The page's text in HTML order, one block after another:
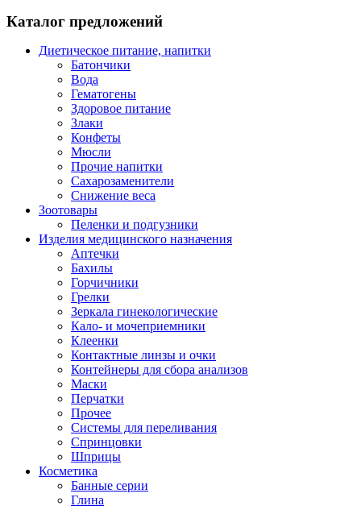
Каталог предложений
Диетическое питание, напитки
Батончики
Вода
Гематогены
Здоровое питание
Злаки
Конфеты
Мюсли
Прочие напитки
Сахарозаменители
Снижение веса
Зоотовары
Пеленки и подгузники
Изделия медицинского назначения
Аптечки
Бахилы
Горчичники
Грелки
Зеркала гинекологические
Кало- и мочеприемники
Клеенки
Контактные линзы и очки
Контейнеры для сбора анализов
Маски
Перчатки
Прочее
Системы для переливания
Спринцовки
Шприцы
Косметика
Банные серии
Глина